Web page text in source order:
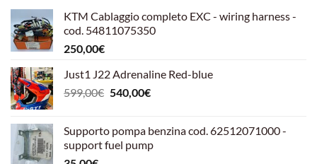
KTM Cablaggio completo EXC - wiring harness -
cod. 54811075350
250,00€
Just1 J22 Adrenaline Red-blue
599,00€ Il
era:
599,00€.
540,00€Il
è:
540,00€.
Supporto pompa benzina cod. 62512071000 -
support fuel pump